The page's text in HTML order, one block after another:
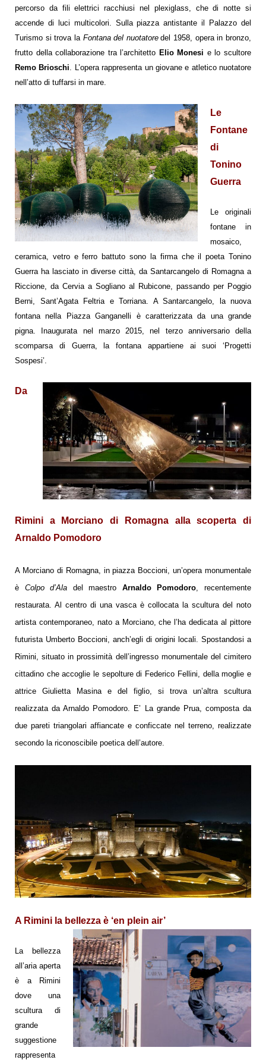
percorso da fili elettrici racchiusi nel plexiglass, che di notte si
accende di luci multicolori. Sulla piazza antistante il Palazzo del
Turismo si trova la Fontana del nuotatore del 1958, opera in bronzo,
frutto della collaborazione tra l’architetto Elio Monesi e lo scultore
Remo Brioschi . L’opera rappresenta un giovane e atletico nuotatore
nell’atto di tuffarsi in mare.
Le
Fontane
di
Tonino
Guerra
Le originali
fontane in
mosaico,
ceramica, vetro e ferro battuto sono la firma che il poeta Tonino
Guerra ha lasciato in diverse città, da Santarcangelo di Romagna a
Riccione, da Cervia a Sogliano al Rubicone, passando per Poggio
Berni, Sant’Agata Feltria e Torriana. A Santarcangelo, la nuova
fontana nella Piazza Ganganelli è caratterizzata da una grande
pigna. Inaugurata nel marzo 2015, nel terzo anniversario della
scomparsa di Guerra,
la fontana appartiene ai suoi ‘Progetti
Sospesi’.
Da
Rimini a Morciano di Romagna alla scoperta di
Arnaldo Pomodoro
A Morciano di Romagna, in piazza Boccioni, un’opera monumentale
è Colpo d’Ala del maestro Arnaldo Pomodoro , recentemente
restaurata. Al centro di una vasca è collocata la scultura del noto
artista contemporaneo, nato a Morciano, che l’ha dedicata al pittore
futurista Umberto Boccioni, anch’egli di origini locali. Spostandosi a
Rimini, situato in prossimità dell’ingresso monumentale del cimitero
cittadino che accoglie le sepolture di Federico Fellini, della moglie e
attrice Giulietta Masina e del figlio, si trova un’altra scultura
realizzata da Arnaldo Pomodoro. E’ La grande Prua, composta da
due pareti triangolari affiancate e conficcate nel terreno, realizzate
secondo la riconoscibile poetica dell’autore.
A Rimini la bellezza è ‘en plein air’
La bellezza
all’aria aperta
è a Rimini
dove una
scultura di
grande
suggestione
rappresenta